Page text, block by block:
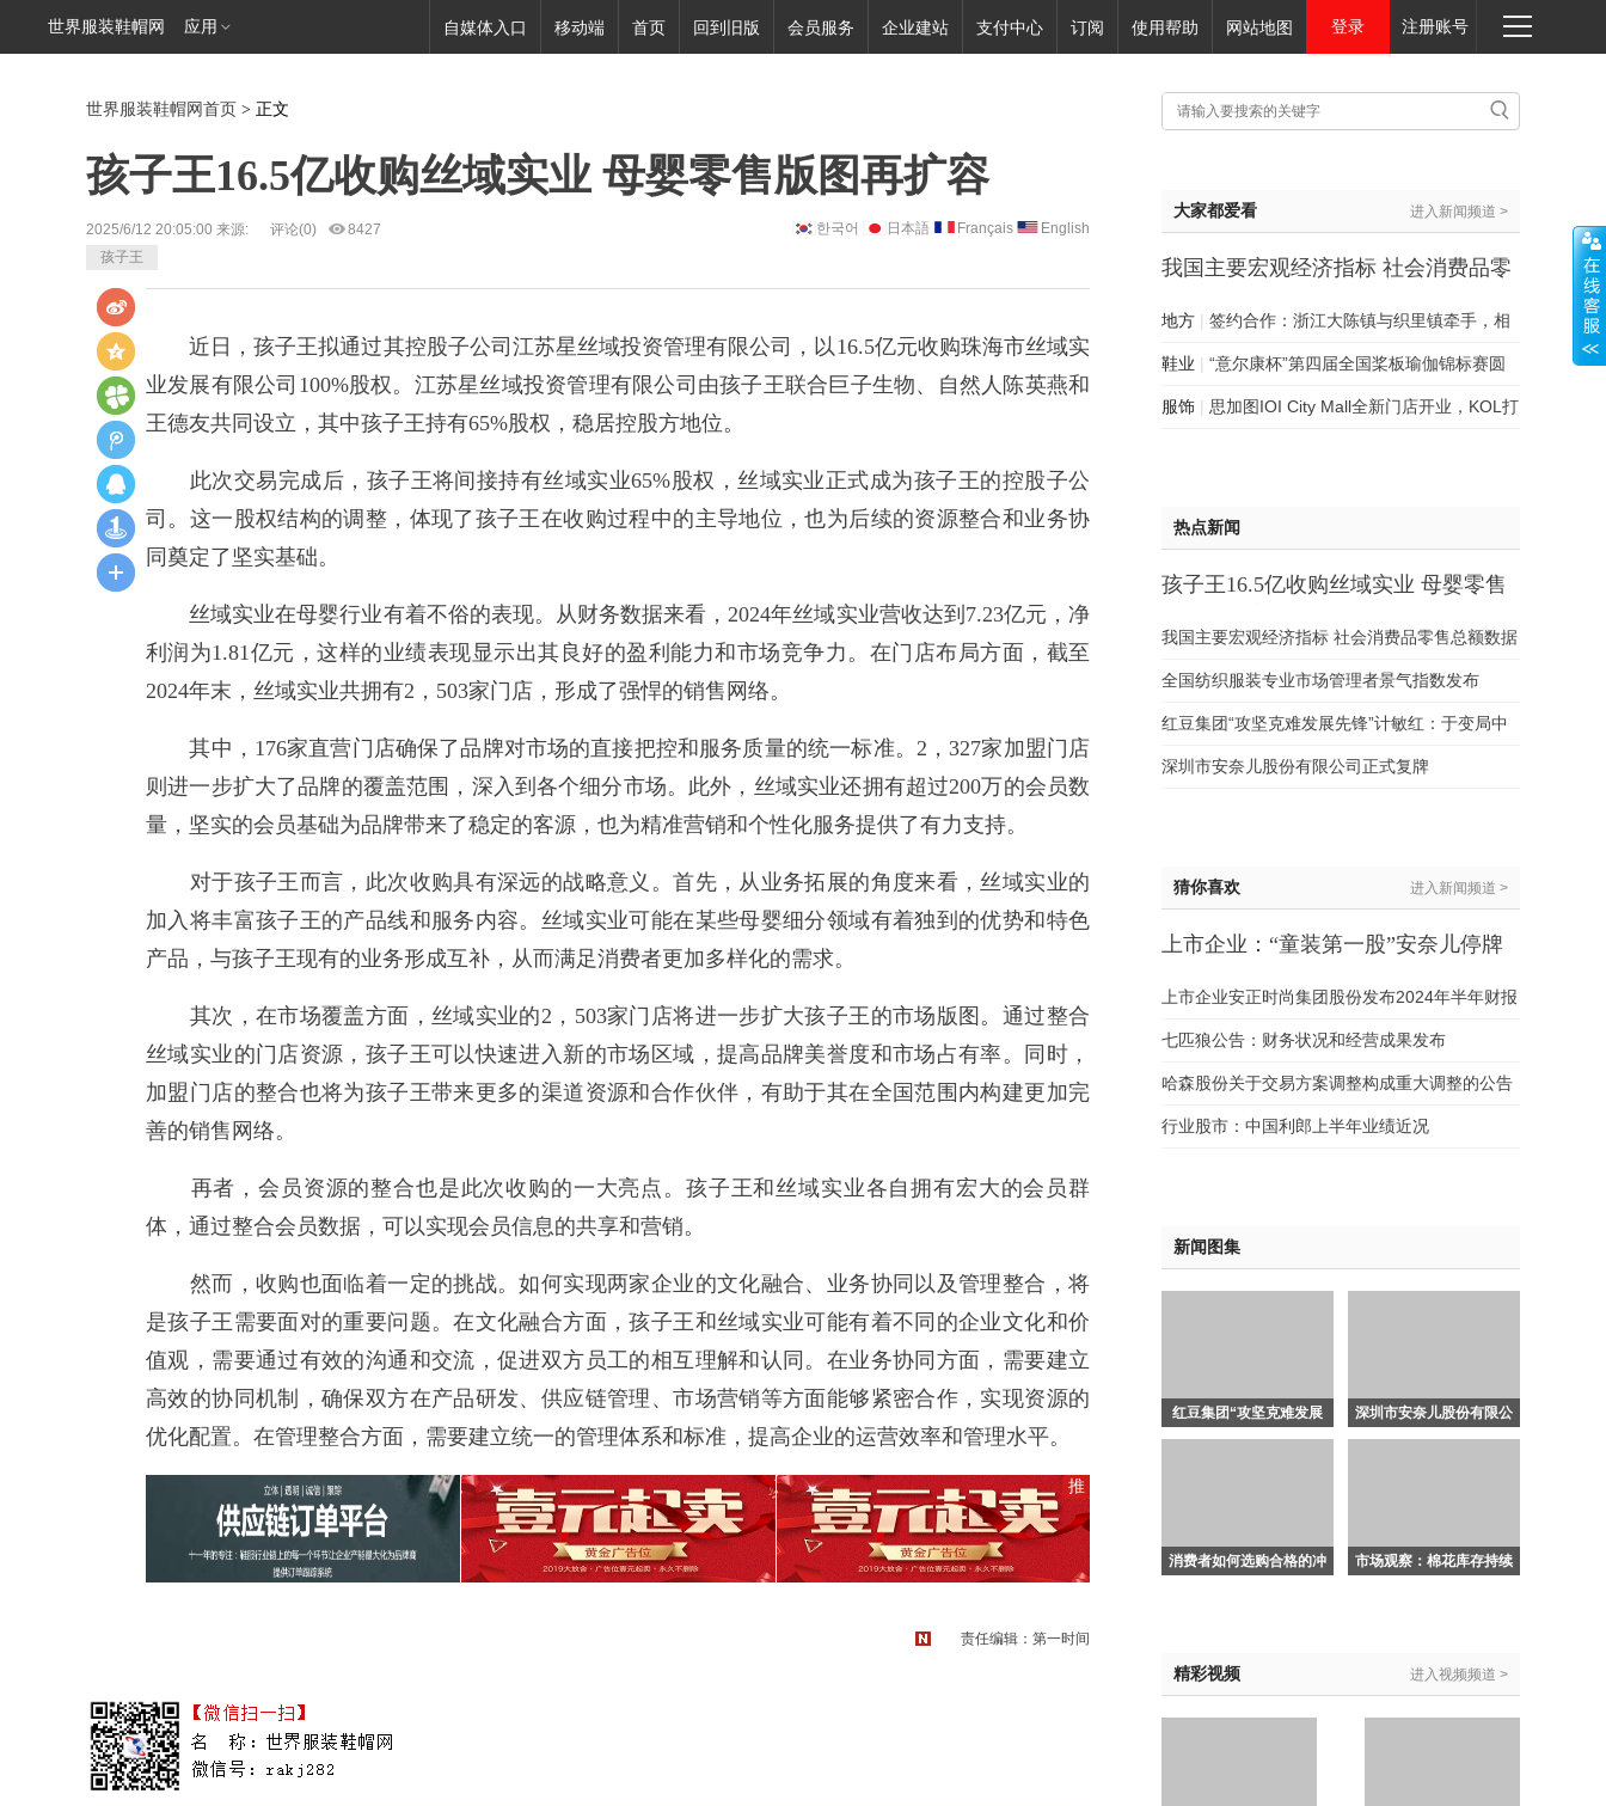
世界服装鞋帽网 应用 登录 注册账号
自媒体入口 移动端 首页 回到旧版 会员服务 企业建站 支付中心 订阅 使用帮助 网站地图
世界服装鞋帽网首页 > 正文
孩子王16.5亿收购丝域实业 母婴零售版图再扩容
2025/6/12 20:05:00 来源: 评论(0) 8427 한국어 日本語 Français
English
孩子王
近日，孩子王拟通过其控股子公司江苏星丝域投资管理有限公司，以16.5亿元收购珠海市丝域实
业发展有限公司100%股权。江苏星丝域投资管理有限公司由孩子王联合巨子生物、自然人陈英燕和
王德友共同设立，其中孩子王持有65%股权，稳居控股方地位。
此次交易完成后，孩子王将间接持有丝域实业65%股权，丝域实业正式成为孩子王的控股子公
司。这一股权结构的调整，体现了孩子王在收购过程中的主导地位，也为后续的资源整合和业务协
同奠定了坚实基础。
丝域实业在母婴行业有着不俗的表现。从财务数据来看，2024年丝域实业营收达到7.23亿元，净
利润为1.81亿元，这样的业绩表现显示出其良好的盈利能力和市场竞争力。在门店布局方面，截至
2024年末，丝域实业共拥有2，503家门店，形成了强悍的销售网络。
其中，176家直营门店确保了品牌对市场的直接把控和服务质量的统一标准。2，327家加盟门店
则进一步扩大了品牌的覆盖范围，深入到各个细分市场。此外，丝域实业还拥有超过200万的会员数
量，坚实的会员基础为品牌带来了稳定的客源，也为精准营销和个性化服务提供了有力支持。
对于孩子王而言，此次收购具有深远的战略意义。首先，从业务拓展的角度来看，丝域实业的
加入将丰富孩子王的产品线和服务内容。丝域实业可能在某些母婴细分领域有着独到的优势和特色
产品，与孩子王现有的业务形成互补，从而满足消费者更加多样化的需求。
其次，在市场覆盖方面，丝域实业的2，503家门店将进一步扩大孩子王的市场版图。通过整合
丝域实业的门店资源，孩子王可以快速进入新的市场区域，提高品牌美誉度和市场占有率。同时，
加盟门店的整合也将为孩子王带来更多的渠道资源和合作伙伴，有助于其在全国范围内构建更加完
善的销售网络。
再者，会员资源的整合也是此次收购的一大亮点。孩子王和丝域实业各自拥有宏大的会员群
体，通过整合会员数据，可以实现会员信息的共享和营销。
然而，收购也面临着一定的挑战。如何实现两家企业的文化融合、业务协同以及管理整合，将
是孩子王需要面对的重要问题。在文化融合方面，孩子王和丝域实业可能有着不同的企业文化和价
值观，需要通过有效的沟通和交流，促进双方员工的相互理解和认同。在业务协同方面，需要建立
高效的协同机制，确保双方在产品研发、供应链管理、市场营销等方面能够紧密合作，实现资源的
优化配置。在管理整合方面，需要建立统一的管理体系和标准，提高企业的运营效率和管理水平。
推
加
入
元
广
责任编辑：第一时间
大家都爱看 进入新闻频道 >
我国主要宏观经济指标 社会消费品零
地方 | 签约合作：浙江大陈镇与织里镇牵手，相
约服装产业“出圈”
鞋业 | “意尔康杯”第四届全国桨板瑜伽锦标赛圆
满落幕！
服饰 | 思加图IOI City Mall全新门店开业，KOL打
热点新闻
孩子王16.5亿收购丝域实业 母婴零售
我国主要宏观经济指标 社会消费品零售总额数据
分析
全国纺织服装专业市场管理者景气指数发布
红豆集团“攻坚克难发展先锋”计敏红：于变局中
开拓外贸新路径，以实干绘制发展新图景
深圳市安奈儿股份有限公司正式复牌
猜你喜欢 进入新闻频道 >
上市企业：“童装第一股”安奈儿停牌
上市企业安正时尚集团股份发布2024年半年财报
七匹狼公告：财务状况和经营成果发布
哈森股份关于交易方案调整构成重大调整的公告
行业股市：中国利郎上半年业绩近况
新闻图集
红豆集团“攻坚克难发展
先锋”计敏红：于变局中
深圳市安奈儿股份有限公
司正式复牌
消费者如何选购合格的冲
市场观察：棉花库存持续
精彩视频 进入视频频道 >